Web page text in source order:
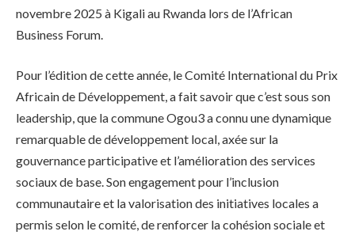
novembre 2025 à Kigali au Rwanda lors de l’African
Business Forum.
Pour l’édition de cette année, le Comité International du Prix
Africain de Développement, a fait savoir que c’est sous son
leadership, que la commune Ogou3 a connu une dynamique
remarquable de développement local, axée sur la
gouvernance participative et l’amélioration des services
sociaux de base. Son engagement pour l’inclusion
communautaire et la valorisation des initiatives locales a
permis selon le comité, de renforcer la cohésion sociale et